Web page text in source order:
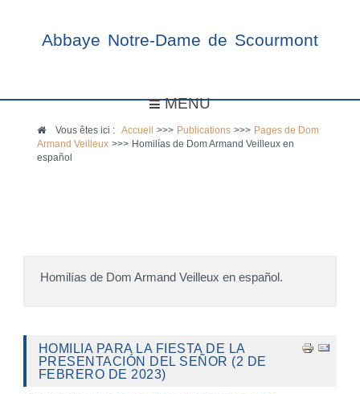
Abbaye Notre-Dame de Scourmont
MENU
Vous êtes ici :Accueil >>> Publications >>> Pages de Dom
Armand Veilleux >>> Homilías de Dom Armand Veilleux en
español
Homilías de Dom Armand Veilleux en español.
HOMILIA PARA LA FIESTA DE LA
PRESENTACIÓN DEL SEÑOR (2 DE
FEBRERO DE 2023)